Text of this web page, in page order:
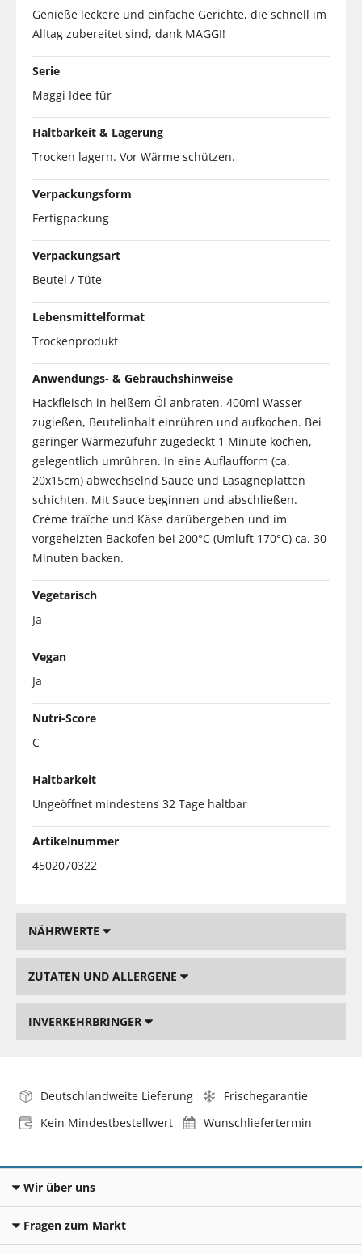
Genieße leckere und einfache Gerichte, die schnell im
Alltag zubereitet sind, dank MAGGI!
Serie
Maggi Idee für
Haltbarkeit & Lagerung
Trocken lagern. Vor Wärme schützen.
Verpackungsform
Fertigpackung
Verpackungsart
Beutel / Tüte
Lebensmittelformat
Trockenprodukt
Anwendungs- & Gebrauchshinweise
Hackfleisch in heißem Öl anbraten. 400ml Wasser
zugießen, Beutelinhalt einrühren und aufkochen. Bei
geringer Wärmezufuhr zugedeckt 1 Minute kochen,
gelegentlich umrühren. In eine Auflaufform (ca.
20x15cm) abwechselnd Sauce und Lasagneplatten
schichten. Mit Sauce beginnen und abschließen.
Crème fraîche und Käse darübergeben und im
vorgeheizten Backofen bei 200°C (Umluft 170°C) ca. 30
Minuten backen.
Vegetarisch
Ja
Vegan
Ja
Nutri-Score
C
Haltbarkeit
Ungeöffnet mindestens 32 Tage haltbar
Artikelnummer
4502070322
NÄHRWERTE
ZUTATEN UND ALLERGENE
INVERKEHRBRINGER
Deutschlandweite Lieferung
Frischegarantie
Kein Mindestbestellwert
Wunschliefertermin
Wir über uns
Fragen zum Markt